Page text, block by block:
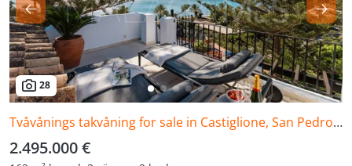
28
Tvåvånings takvåning for sale in Castiglione, San Pedro de Alcantara
2.495.000 €